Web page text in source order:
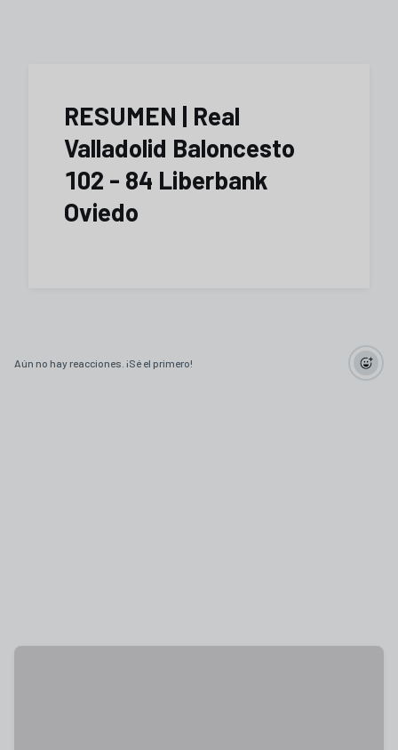
RESUMEN | Real
Valladolid Baloncesto
102 - 84 Liberbank
Oviedo
Aún no hay reacciones. ¡Sé el primero!